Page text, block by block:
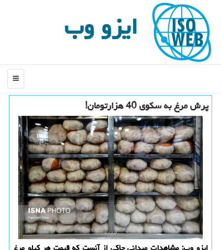
ایزو وب
منو
پرش مرغ به سكوی 40 هزارتومان!